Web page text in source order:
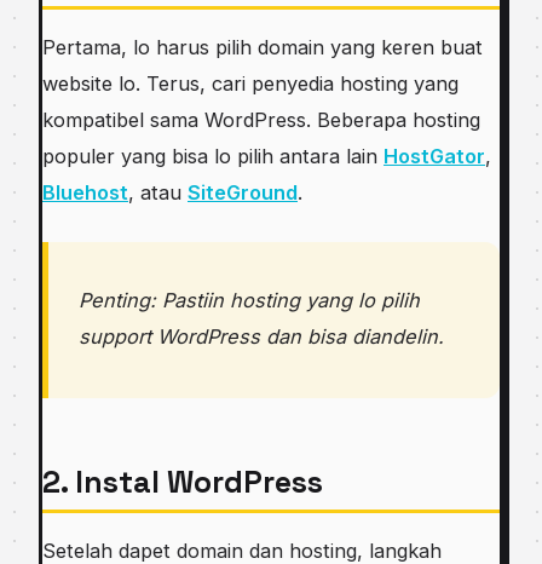
Pertama, lo harus pilih domain yang keren buat
website lo. Terus, cari penyedia hosting yang
kompatibel sama WordPress. Beberapa hosting
populer yang bisa lo pilih antara lain HostGator,
Bluehost, atau SiteGround.
Penting: Pastiin hosting yang lo pilih
support WordPress dan bisa diandelin.
2. Instal WordPress
Setelah dapet domain dan hosting, langkah